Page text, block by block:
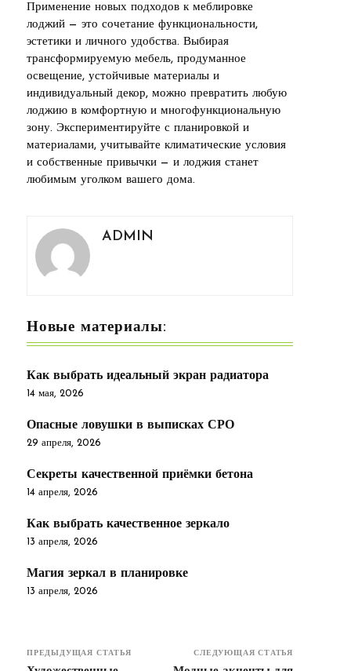
Применение новых подходов к меблировке
лоджий — это сочетание функциональности,
эстетики и личного удобства. Выбирая
трансформируемую мебель, продуманное
освещение, устойчивые материалы и
индивидуальный декор, можно превратить любую
лоджию в комфортную и многофункциональную
зону. Экспериментируйте с планировкой и
материалами, учитывайте климатические условия
и собственные привычки — и лоджия станет
любимым уголком вашего дома.
ADMIN
Новые материалы:
Как выбрать идеальный экран радиатора
14 мая, 2026
Опасные ловушки в выписках СРО
29 апреля, 2026
Секреты качественной приёмки бетона
14 апреля, 2026
Как выбрать качественное зеркало
13 апреля, 2026
Магия зеркал в планировке
13 апреля, 2026
ПРЕДЫДУЩАЯ СТАТЬЯ СЛЕДУЮЩАЯ СТАТЬЯ